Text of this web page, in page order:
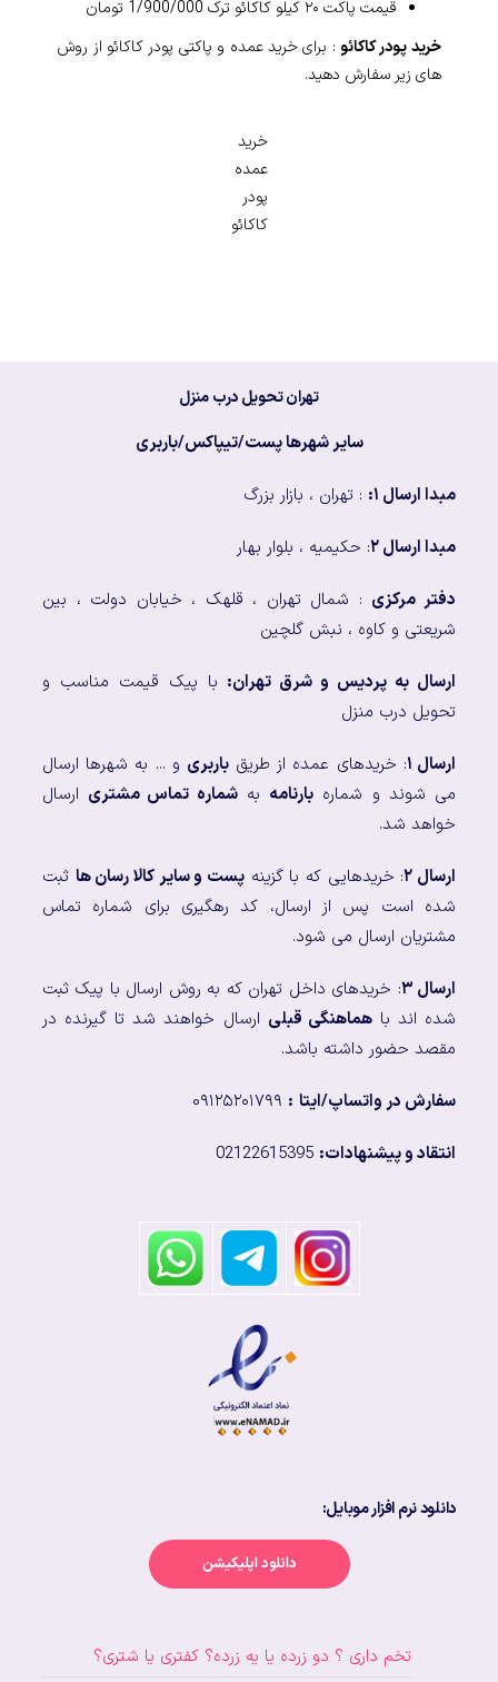
قیمت پاکت ۲۰ کیلو کاکائو ترک 1/900/000 تومان
خرید پودر کاکائو : برای خرید عمده و پاکتی پودر کاکائو از روش
های زیر سفارش دهید.
خرید
عمده
پودر
کاکائو
تهران تحویل درب منزل
سایر شهرها پست/تیپاکس/باربری
مبدا ارسال ۱: : تهران ، بازار بزرگ
مبدا ارسال ۲ : حکیمیه ، بلوار بهار
دفتر مرکزی : شمال تهران ، قلهک ، خیابان دولت ، بین
شریعتی و کاوه ، نبش گلچین
ارسال به پردیس و شرق تهران: با پیک قیمت مناسب و
تحویل درب منزل
ارسال ۱ : خریدهای عمده از طریقباربری و ... به شهرها ارسال
می شوند و شماره بارنامه بهشماره تماس مشتری ارسال
خواهد شد.
ارسال ۲ : خریدهایی که با گزینه پست و سایر کالا رسان ها ثبت
شده است پس از ارسال، کد رهگیری برای شماره تماس
مشتریان ارسال می شود.
ارسال ۳
: خریدهای داخل تهران که به روش ارسال با پیک ثبت
شده اند باهماهنگی قبلی ارسال خواهند شد تا گیرنده در
مقصد حضور داشته باشد.
سفارش در واتساپ/ایتا :
انتقاد و پیشنهادات:
دانلود نرم افزار موبایل:
دانلود اپلیکیشن
تخم داری ؟ دو زرده یا یه زرده؟ کفتری یا شتری؟